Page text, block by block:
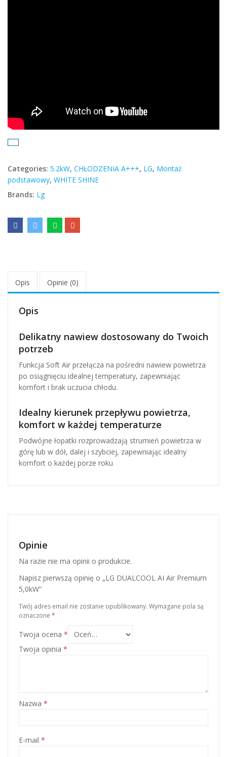
Categories: 5.2kW, CHŁODZENIA A+++, LG, Montaż
podstawowy, WHITE SHINE
Brands: Lg
Opis Opinie (0)
Opis
Delikatny nawiew dostosowany do Twoich
potrzeb
Funkcja Soft Air przełącza na pośredni nawiew powietrza
po osiągnięciu idealnej temperatury, zapewniając
komfort i brak uczucia chłodu.
Idealny kierunek przepływu powietrza,
komfort w każdej temperaturze
Podwójne łopatki rozprowadzają strumień powietrza w
górę lub w dół, dalej i szybciej, zapewniając idealny
komfort o każdej porze roku
Opinie
Na razie nie ma opinii o produkcie.
Napisz pierwszą opinię o „LG DUALCOOL AI Air Premium
5,0kW”
Twój adres email nie zostanie opublikowany. Wymagane pola są
oznaczone *
Twoja ocena *
Twoja opinia *
Nazwa *
E-mail *